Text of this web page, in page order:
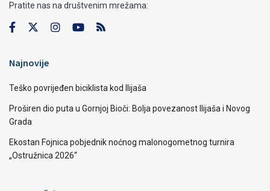
Pratite nas na društvenim mrežama:
Najnovije
Teško povrijeđen biciklista kod Ilijaša
Proširen dio puta u Gornjoj Bioči: Bolja povezanost Ilijaša i Novog
Grada
Ekostan Fojnica pobjednik noćnog malonogometnog turnira
„Ostružnica 2026“